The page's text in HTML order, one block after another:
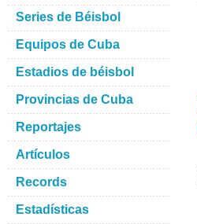
Series de Béisbol
Equipos de Cuba
Estadios de béisbol
Provincias de Cuba
Reportajes
Artículos
Records
Estadísticas